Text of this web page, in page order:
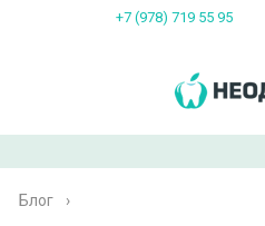
+7 (978) 719 55 95
Блог ›